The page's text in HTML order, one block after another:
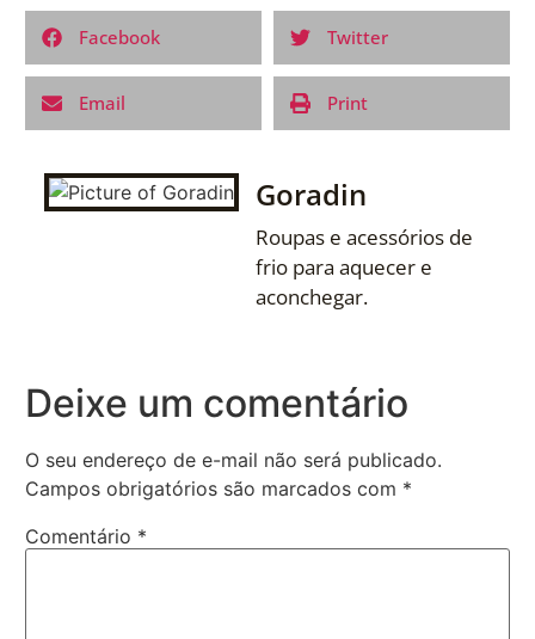
Facebook Twitter
Email Print
Goradin
Roupas e acessórios de
frio para aquecer e
aconchegar.
Deixe um comentário
O seu endereço de e-mail não será publicado.
Campos obrigatórios são marcados com *
Comentário *